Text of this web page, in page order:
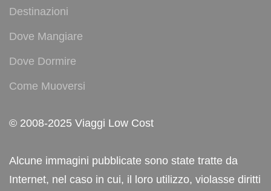
Destinazioni
Dove Mangiare
Dove Dormire
Come Muoversi
© 2008-2025 Viaggi Low Cost
Alcune immagini pubblicate sono state tratte da
Internet, nel caso in cui, il loro utilizzo, violasse diritti